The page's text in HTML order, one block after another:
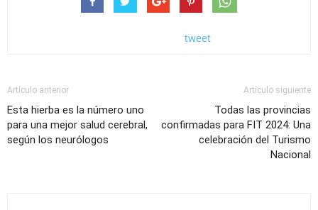
tweet
Artículo anterior
Esta hierba es la número uno
para una mejor salud cerebral,
según los neurólogos
Artículo siguiente
Todas las provincias
confirmadas para FIT 2024: Una
celebración del Turismo
Nacional